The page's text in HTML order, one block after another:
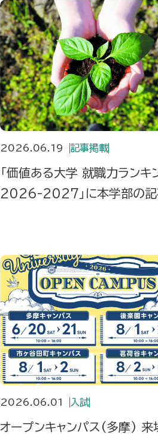
2026.06.19 記事掲載
「価値ある大学 就職力ランキ
2026-2027」に本学部の記
2026.06.01 入試
オープンキャンパス(多摩) 来